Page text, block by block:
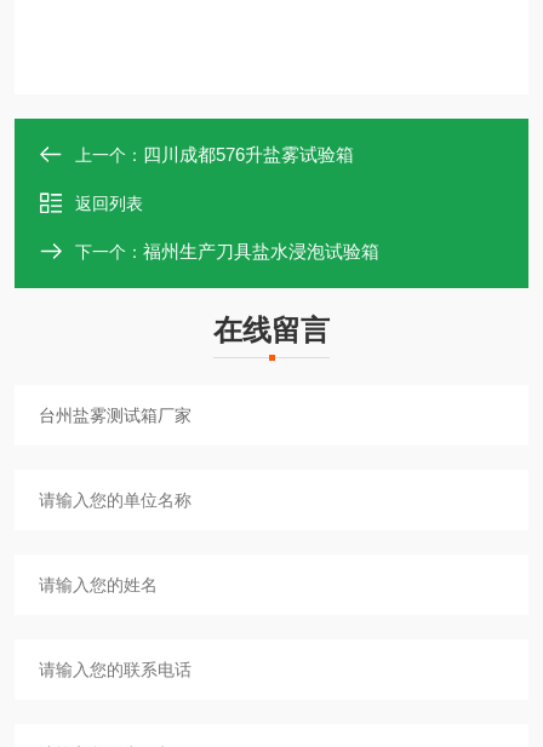
上一个： 四川成都576升盐雾试验箱
返回列表
下一个： 福州生产刀具盐水浸泡试验箱
在线留言